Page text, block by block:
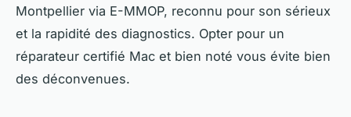
Montpellier via E-MMOP, reconnu pour son sérieux
et la rapidité des diagnostics. Opter pour un
réparateur certifié Mac et bien noté vous évite bien
des déconvenues.